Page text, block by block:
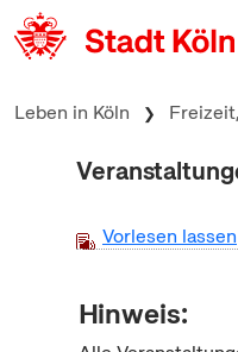
zum Inhalt springen
Leben in Köln
Vorlesen lassen
Hinweis: